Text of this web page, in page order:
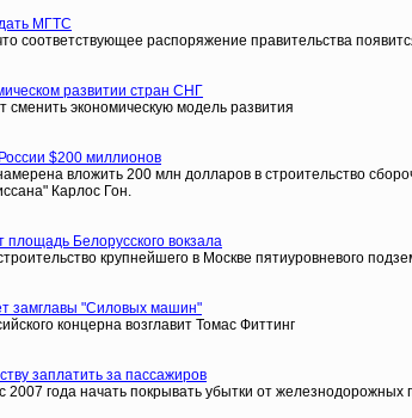
МГТС
соответствующее распоряжение правительства
развитии стран СНГ
экономическую модель развития
$200 миллионов
вложить 200 млн долларов в строительство
Карлос Гон.
площадь Белорусского вокзала
крупнейшего в Москве пятиуровневого
замглавы "Силовых машин"
концерна возглавит Томас Фиттинг
заплатить за пассажиров
2007 года начать покрывать убытки от